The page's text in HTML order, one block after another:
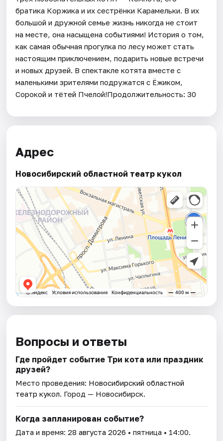
братика Коржика и их сестрёнки Карамельки. В их
большой и дружной семье жизнь никогда не стоит
на месте, она насыщена событиями! История о том,
как самая обычная прогулка по лесу может стать
настоящим приключением, подарить новые встречи
и новых друзей. В спектакле котята вместе с
маленькими зрителями подружатся с Ёжиком,
Сорокой и тётей Пчелой!Продолжительность: 30
Адрес
Новосибирский областной театр кукол
Вопросы и ответы
Где пройдет событие Три кота или праздник
друзей?
Место проведения: Новосибирский областной
театр кукол. Город — Новосибирск.
Когда запланирован событие?
Дата и время:28 августа 2026 • пятница • 14:00.